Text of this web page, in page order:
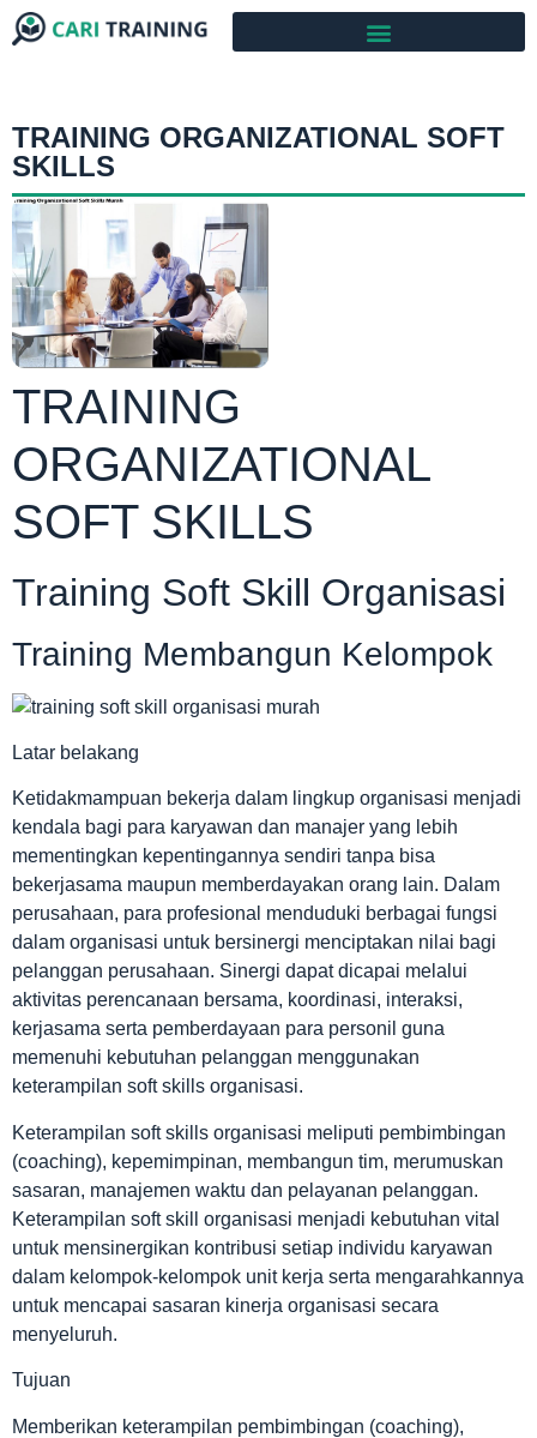
TRAINING ORGANIZATIONAL SOFT
SKILLS
TRAINING
ORGANIZATIONAL
SOFT SKILLS
Training Soft Skill Organisasi
Training Membangun Kelompok
Latar belakang
Ketidakmampuan bekerja dalam lingkup organisasi menjadi
kendala bagi para karyawan dan manajer yang lebih
mementingkan kepentingannya sendiri tanpa bisa
bekerjasama maupun memberdayakan orang lain. Dalam
perusahaan, para profesional menduduki berbagai fungsi
dalam organisasi untuk bersinergi menciptakan nilai bagi
pelanggan perusahaan. Sinergi dapat dicapai melalui
aktivitas perencanaan bersama, koordinasi, interaksi,
kerjasama serta pemberdayaan para personil guna
memenuhi kebutuhan pelanggan menggunakan
keterampilan soft skills organisasi.
Keterampilan soft skills organisasi meliputi pembimbingan
(coaching), kepemimpinan, membangun tim, merumuskan
sasaran, manajemen waktu dan pelayanan pelanggan.
Keterampilan soft skill organisasi menjadi kebutuhan vital
untuk mensinergikan kontribusi setiap individu karyawan
dalam kelompok-kelompok unit kerja serta mengarahkannya
untuk mencapai sasaran kinerja organisasi secara
menyeluruh.
Tujuan
Memberikan keterampilan pembimbingan (coaching),